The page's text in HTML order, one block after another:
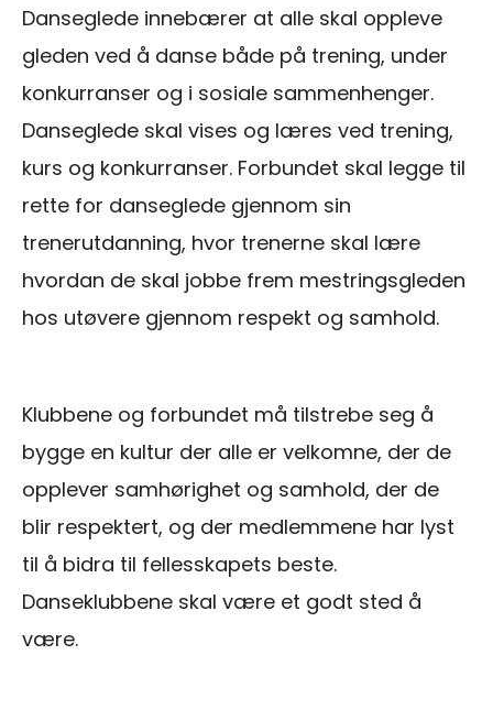
Danseglede innebærer at alle skal oppleve
gleden ved å danse både på trening, under
konkurranser og i sosiale sammenhenger.
Danseglede skal vises og læres ved trening,
kurs og konkurranser. Forbundet skal legge til
rette for danseglede gjennom sin
trenerutdanning, hvor trenerne skal lære
hvordan de skal jobbe frem mestringsgleden
hos utøvere gjennom respekt og samhold.
Klubbene og forbundet må tilstrebe seg å
bygge en kultur der alle er velkomne, der de
opplever samhørighet og samhold, der de
blir respektert, og der medlemmene har lyst
til å bidra til fellesskapets beste.
Danseklubbene skal være et godt sted å
være.